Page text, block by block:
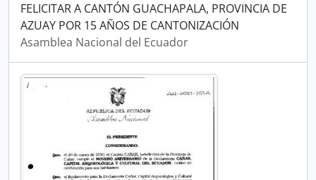
FELICITAR A CANTÓN GUACHAPALA, PROVINCIA DE
AZUAY POR 15 AÑOS DE CANTONIZACIÓN
Asamblea Nacional del Ecuador